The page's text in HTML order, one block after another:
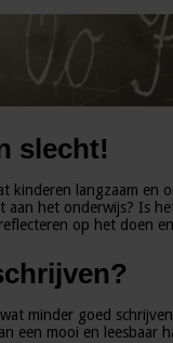
slecht!
kinderen langzaam en
aan het onderwijs? Is
op het doen
minder goed
een mooi en leesbaar